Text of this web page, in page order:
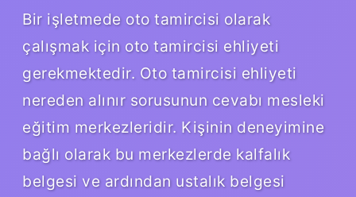
Bir işletmede oto tamircisi olarak
çalışmak için oto tamircisi ehliyeti
gerekmektedir. Oto tamircisi ehliyeti
nereden alınır sorusunun cevabı mesleki
eğitim merkezleridir. Kişinin deneyimine
bağlı olarak bu merkezlerde kalfalık
belgesi ve ardından ustalık belgesi